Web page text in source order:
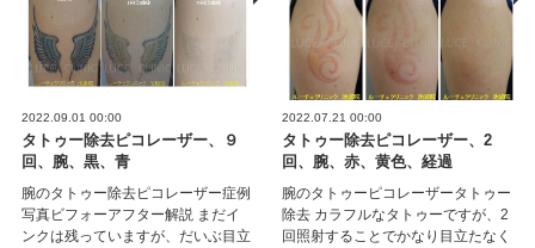
2022.09.01 00:00
タトゥー除去ピコレーザー、９
回、腕、黒、青
腕のタトゥー除去ピコレーザー症例
写真ビフォーアフター解説 まだイ
ンクは残っていますが、だいぶ目立
2022.07.21 00:00
タトゥー除去ピコレーザー、2
回、腕、赤、黄色、経過
腕のタトゥーピコレーザータトゥー
除去 カラフルなタトゥーですが、2
回照射することでかなり目立たなく